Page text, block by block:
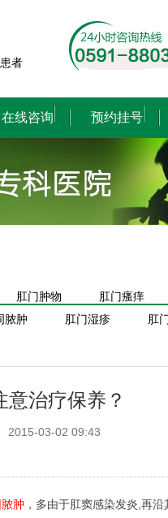
者
在线咨询 预约挂号
肛门肿物
肛门瘙痒
脓肿 肛门湿疹 肛
治疗保养？
2015-03-02 09:43
肿 ，多由于肛窦感染发炎,再